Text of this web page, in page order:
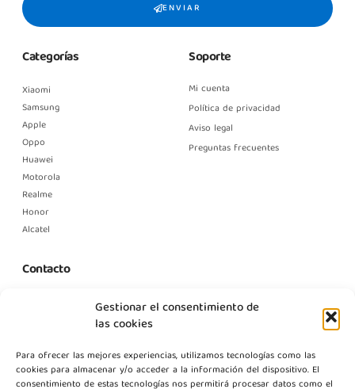
Gestionar el consentimiento de
las cookies
Para ofrecer las mejores experiencias, utilizamos tecnologías como las
cookies para almacenar y/o acceder a la información del dispositivo. El
consentimiento de estas tecnologías nos permitirá procesar datos como el
ENVIAR
Categorías
Xiaomi
Samsung
Apple
Oppo
Huawei
Motorola
Realme
Honor
Alcatel
Soporte
Mi cuenta
Política de privacidad
Aviso legal
Preguntas frecuentes
Contacto
C. Margarita Nelken, 12, Nave 2, Modulo 1, Pol Prologics, 28830
+34 915 916 113
+34 744 667 846